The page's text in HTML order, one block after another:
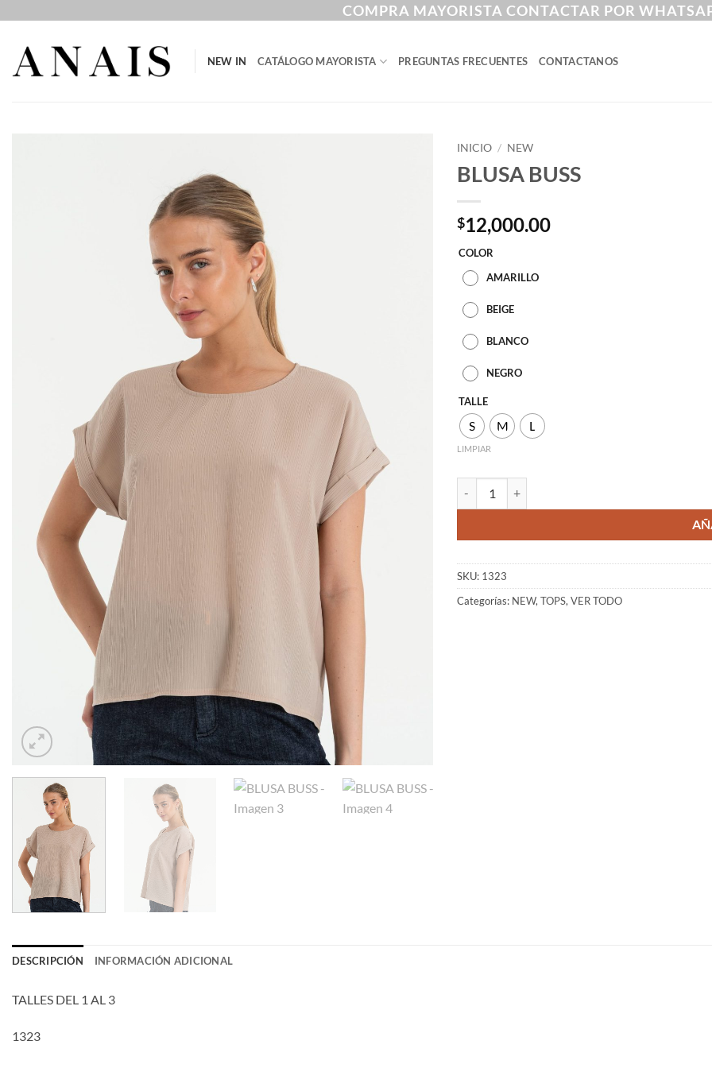
contenido
COMPRA MAYORISTA CONTACTAR POR
NEW IN CATÁLOGO MAYORISTA PREGUNTAS FRECUENTES CONTACTANOS
INICIO / NEW
BLUSA BUSS
$12,000.00
COLOR
AMARILLO
BEIGE
BLANCO
NEGRO
TALLE
S M L
LIMPIAR
SKU: 1323
Categorías: NEW, TOPS, VER TODO
DESCRIPCIÓN INFORMACIÓN ADICIONAL
TALLES DEL 1 AL 3
1323